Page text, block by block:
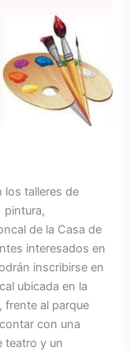
los talleres de
pintura,
de la Casa de
interesados en
inscribirse en
ubicada en la
frente al parque
con una
teatro y un